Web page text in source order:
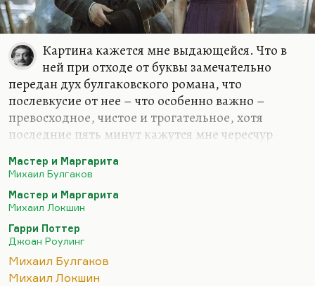
Картина кажется мне выдающейся. Что в
ней при отходе от буквы замечательно
передан дух булгаковского романа, что
послевкусие от нее – что особенно важно –
превосходное, чистое и трогательное, хотя
последние пять минут кажутся мне чересчур
таланта Цыганова и Снигирь такова, что их
минималистская манера игры (без всякой
педали), взглядами и мимикой, действительно
поверить с полным основанием в огромную
интеллектуальную близость, которая между
этими людьми существует, полное
Мастер и Маргарита
Михаил Булгаков
Мастер и Маргарита
Михаил Локшин
Гарри Поттер
Джоан Роулинг
Михаил Булгаков
Михаил Локшин